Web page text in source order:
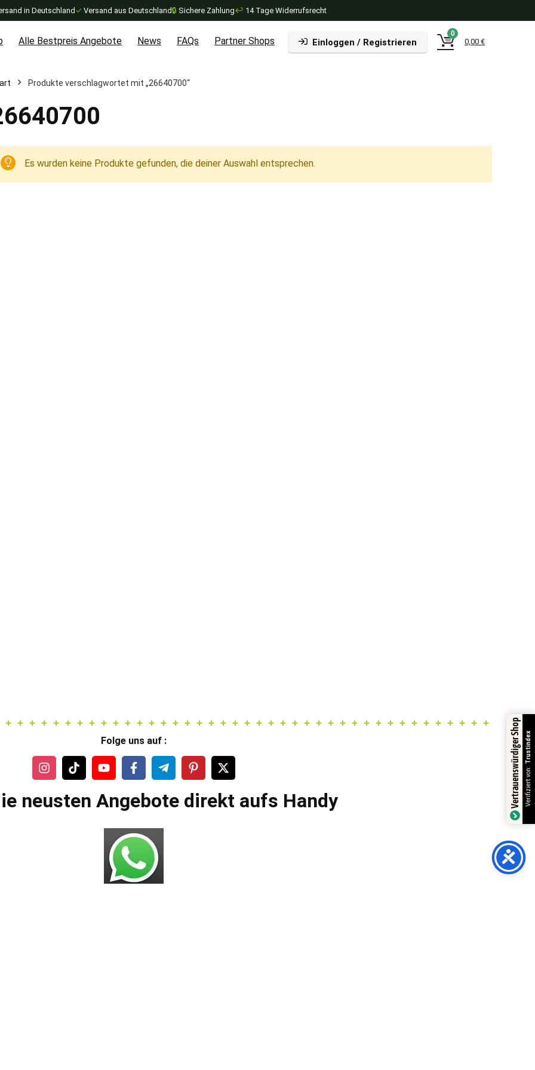
in Deutschland ✓ Versand aus Deutschland🔒 Sichere Zahlung↩ 14 Tage Widerrufsrecht
Alle Bestpreis Angebote News FAQs Partner Shops Einloggen / Registrieren
0
0,00 €
Produkte verschlagwortet mit „26640700“
Es wurden keine Produkte gefunden, die deiner Auswahl entsprechen.
Folge uns auf :
neusten Angebote direkt aufs Handy Vertrauenswürdiger ShopVerifiziert von:
Trustindex